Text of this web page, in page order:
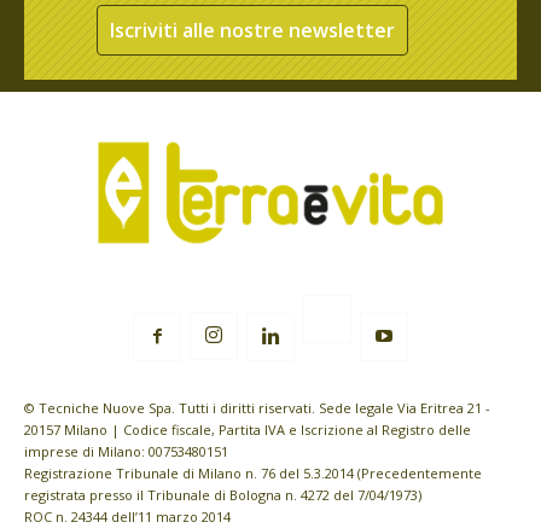
Iscriviti alle nostre newsletter
© Tecniche Nuove Spa. Tutti i diritti riservati. Sede legale Via Eritrea 21 -
20157 Milano | Codice fiscale, Partita IVA e Iscrizione al Registro delle
imprese di Milano: 00753480151
Registrazione Tribunale di Milano n. 76 del 5.3.2014 (Precedentemente
registrata presso il Tribunale di Bologna n. 4272 del 7/04/1973)
ROC n. 24344 dell’11 marzo 2014